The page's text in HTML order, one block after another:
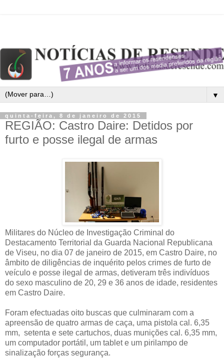
▼
quinta-feira, 8 de janeiro de 2015
REGIÃO: Castro Daire: Detidos por
furto e posse ilegal de armas
Militares do Núcleo de Investigação Criminal do
Destacamento Territorial da Guarda Nacional Republicana
de Viseu, no dia 07 de janeiro de 2015, em Castro Daire, no
âmbito de diligências de inquérito pelos crimes de furto de
veículo e posse ilegal de armas, detiveram três indivíduos
do sexo masculino de 20, 29 e 36 anos de idade, residentes
em Castro Daire.
Foram efectuadas oito buscas que culminaram com a
apreensão de quatro armas de caça, uma pistola cal. 6,35
mm, setenta e sete cartuchos, duas munições cal. 6,35 mm,
um computador portátil, um tablet e um pirilampo de
sinalização forças segurança.